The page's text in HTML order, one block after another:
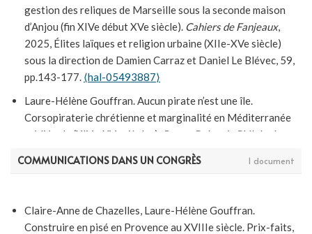
gestion des reliques de Marseille sous la seconde maison
d’Anjou (fin XIVe début XVe siècle). Cahiers de Fanjeaux,
2025, Élites laïques et religion urbaine (XIIe-XVe siècle)
sous la direction de Damien Carraz et Daniel Le Blévec, 59,
pp.143-177. ⟨hal-05493887⟩
Laure-Hélène Gouffran. Aucun pirate n’est une île.
Corsopiraterie chrétienne et marginalité en Méditerranée
médiévale (XIVe-XVe siècles).
Revue Belge de Philologie et
d’Histoire – Belgisch Tijdschrift voor Filologie en
Geschiedenis , 2024, 102, pp.287-302. ⟨hal-05503640⟩
Roquefort des archives municipales de Marseille.Rives
Méditerranéennes, 2021, Dossier. Corpus textuel, individus
COMMUNICATIONS DANS UN CONGRÈS 1 document
Claire-Anne de Chazelles, Laure-Hélène Gouffran.
Construire en pisé en Provence au XVIIIe siècle. Prix-faits,